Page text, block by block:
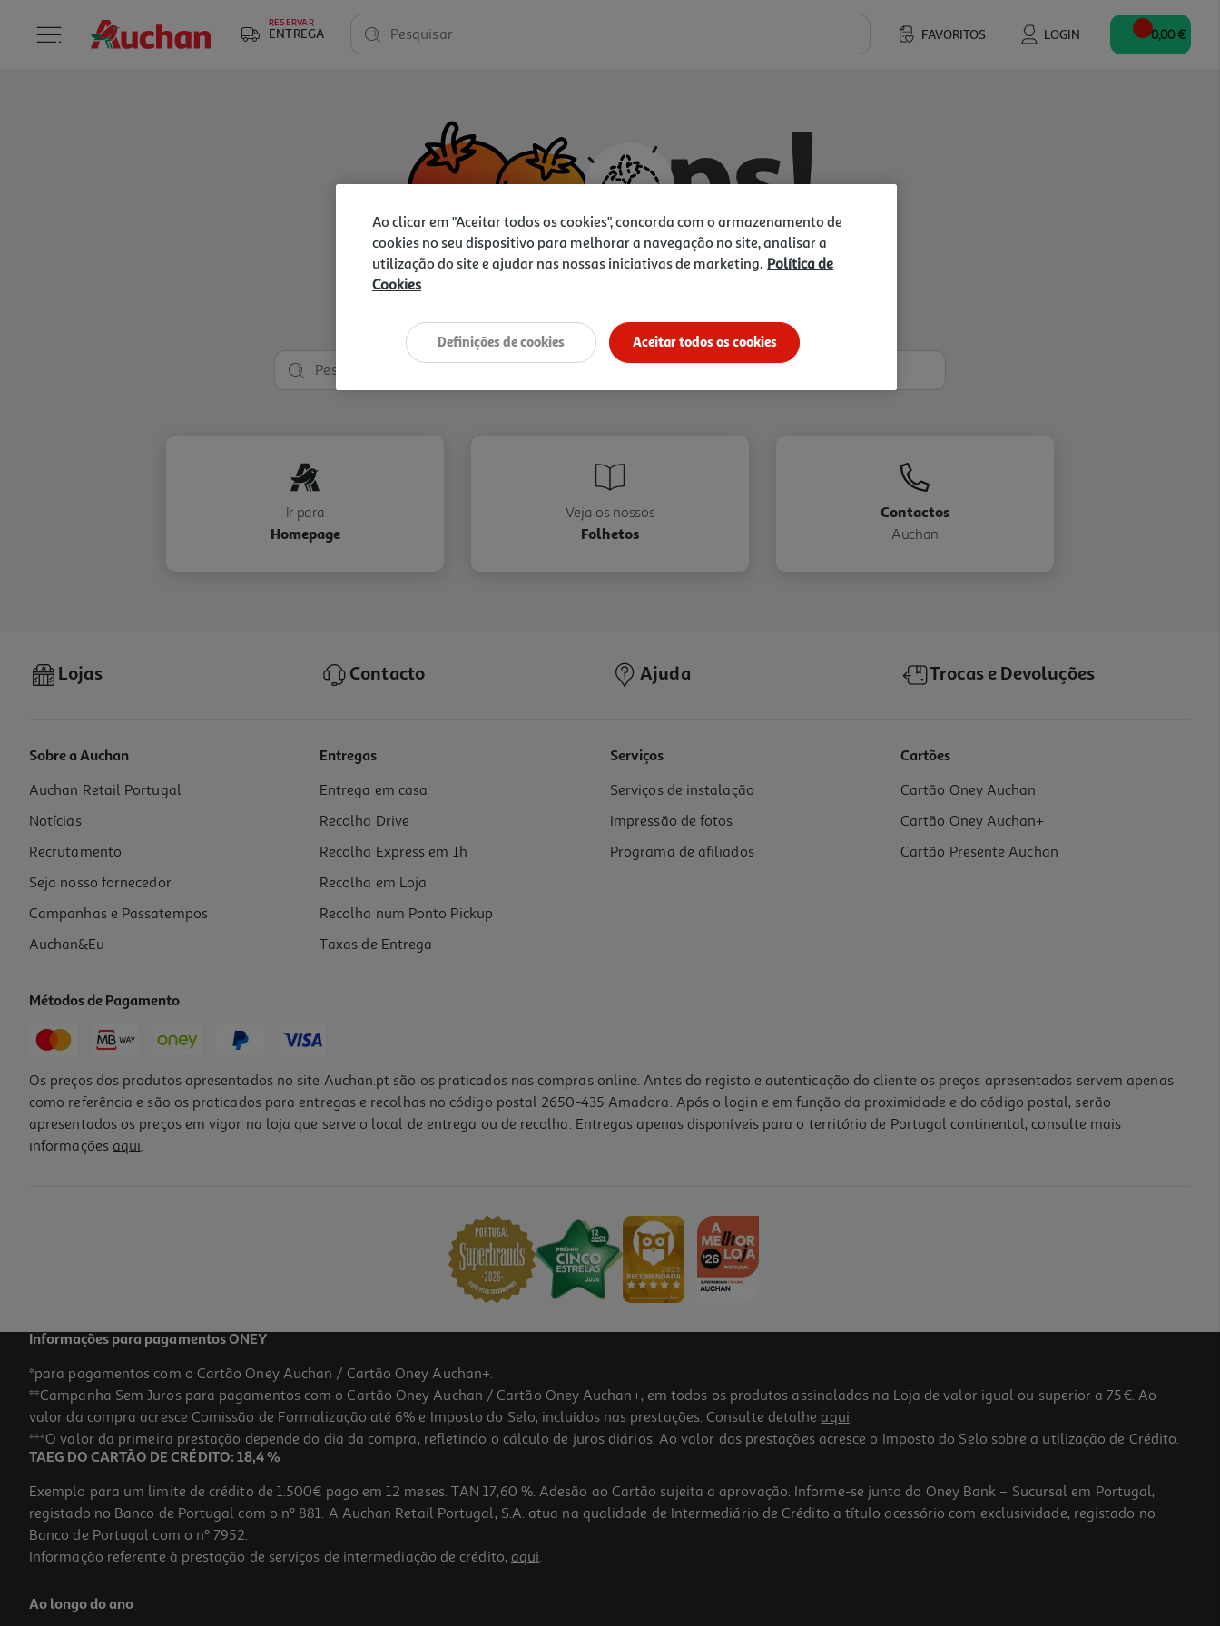
RESERVAR
ENTREGA FAVORITOS LOGIN
Pesquisar 0,00 €
Vamos tentar de novo?
Ir para
Homepage
Veja os nossos
Folhetos
Contactos
Auchan
Lojas Contacto Ajuda Trocas e Devoluções
Sobre a Auchan
Auchan Retail Portugal
Notícias
Recrutamento
Seja nosso fornecedor
Campanhas e Passatempos
Auchan&Eu
Entregas
Entrega em casa
Recolha Drive
Recolha Express em 1h
Recolha em Loja
Recolha num Ponto Pickup
Taxas de Entrega
Serviços
Serviços de instalação
Impressão de fotos
Programa de afiliados
Cartões
Cartão Oney Auchan
Cartão Oney Auchan+
Cartão Presente Auchan
Métodos de Pagamento
Os preços dos produtos apresentados no site Auchan.pt são os praticados nas compras online. Antes do registo e autenticação do cliente os preços apresentados servem apenas
como referência e são os praticados para entregas e recolhas no código postal 2650-435 Amadora. Após o login e em função da proximidade e do código postal, serão
apresentados os preços em vigor na loja que serve o local de entrega ou de recolha. Entregas apenas disponíveis para o território de Portugal continental, consulte mais
informações aqui.
Informações para pagamentos ONEY
*para pagamentos com o Cartão Oney Auchan / Cartão Oney Auchan+.
**Campanha Sem Juros para pagamentos com o Cartão Oney Auchan / Cartão Oney Auchan+, em todos os produtos assinalados na Loja de valor igual ou superior a 75€. Ao
valor da compra acresce Comissão de Formalização até 6% e Imposto do Selo, incluídos nas prestações. Consulte detalhe aqui.
***O valor da primeira prestação depende do dia da compra, refletindo o cálculo de juros diários. Ao valor das prestações acresce o Imposto do Selo sobre a utilização de Crédito.
TAEG DO CARTÃO DE CRÉDITO: 18,4 %
Exemplo para um limite de crédito de 1.500€ pago em 12 meses. TAN 17,60 %. Adesão ao Cartão sujeita a aprovação. Informe-se junto do Oney Bank – Sucursal em Portugal,
registado no Banco de Portugal com o nº 881. A Auchan Retail Portugal, S.A. atua na qualidade de Intermediário de Crédito a título acessório com exclusividade, registado no
Banco de Portugal com o nº 7952.
Informação referente à prestação de serviços de intermediação de crédito, aqui.
Ao longo do ano
Ao clicar em "Aceitar todos os cookies", concorda com o armazenamento de
cookies no seu dispositivo para melhorar a navegação no site, analisar a
utilização do site e ajudar nas nossas iniciativas de marketing. Política de
Cookies
Aceitar todos os cookies
Definições de cookies